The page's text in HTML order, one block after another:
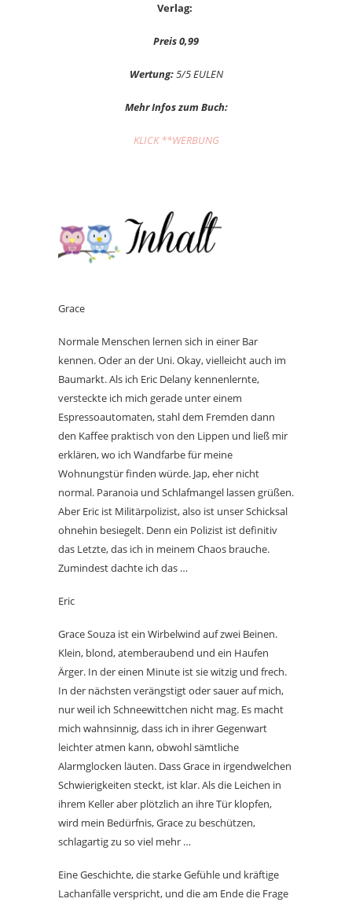
Verlag:
Preis 0,99
Wertung:5/5 EULEN
Mehr Infos zum Buch:
KLICK **WERBUNG
Grace
Normale Menschen lernen sich in einer Bar
kennen. Oder an der Uni. Okay, vielleicht auch im
Baumarkt. Als ich Eric Delany kennenlernte,
versteckte ich mich gerade unter einem
Espressoautomaten, stahl dem Fremden dann
den Kaffee praktisch von den Lippen und ließ mir
erklären, wo ich Wandfarbe für meine
Wohnungstür finden würde. Jap, eher nicht
normal. Paranoia und Schlafmangel lassen grüßen.
Aber Eric ist Militärpolizist, also ist unser Schicksal
ohnehin besiegelt. Denn ein Polizist ist definitiv
das Letzte, das ich in meinem Chaos brauche.
Zumindest dachte ich das …
Eric
Grace Souza ist ein Wirbelwind auf zwei Beinen.
Klein, blond, atemberaubend und ein Haufen
Ärger. In der einen Minute ist sie witzig und frech.
In der nächsten verängstigt oder sauer auf mich,
nur weil ich Schneewittchen nicht mag. Es macht
mich wahnsinnig, dass ich in ihrer Gegenwart
leichter atmen kann, obwohl sämtliche
Alarmglocken läuten. Dass Grace in irgendwelchen
Schwierigkeiten steckt, ist klar. Als die Leichen in
ihrem Keller aber plötzlich an ihre Tür klopfen,
wird mein Bedürfnis, Grace zu beschützen,
schlagartig zu so viel mehr …
Eine Geschichte, die starke Gefühle und kräftige
Lachanfälle verspricht, und die am Ende die Frage